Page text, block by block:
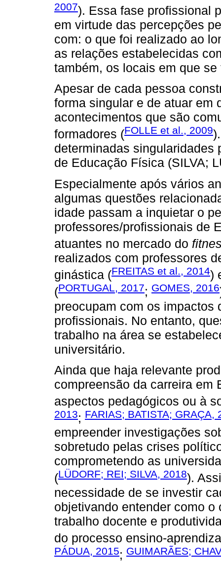
2007). Essa fase profissional
em virtude das percepções
com: o que foi realizado ao
as relações estabelecidas
também, os locais em que se
Apesar de cada pessoa
forma singular e de atuar em
acontecimentos que são
formadores (FOLLE et al., 2009
determinadas singularidades
de Educação Física (SILVA;
Especialmente após vários
algumas questões
idade passam a inquietar o
professores/profissionais de
atuantes no mercado do
realizados com professores
ginástica (FREITAS et al., 2014)
(PORTUGAL, 2017; GOMES, 2016
preocupam com os impactos
profissionais. No entanto,
trabalho na área se
universitário.
Ainda que haja relevante
compreensão da carreira em
aspectos pedagógicos ou à
2013; FARIAS; BATISTA; GRAÇA,
empreender investigações
sobretudo pelas crises
comprometendo as
(LÜDORF; REI; SILVA, 2018).
necessidade de se investir
objetivando entender como
trabalho docente e
do processo ensino-
PÁDUA, 2015; GUIMARÃES;